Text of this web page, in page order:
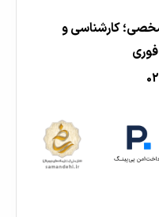
کارشناسی و